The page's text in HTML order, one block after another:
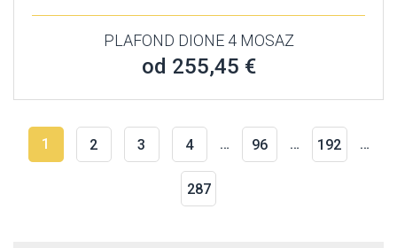
PLAFOND DIONE 4 MOSAZ
od 255,45 €
1 2 3 4 … 96 … 192 …
287